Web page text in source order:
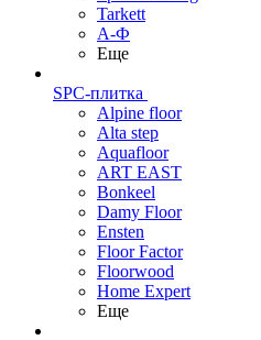
Tarkett
А-Ф
Еще
SPC-плитка
Alpine floor
Alta step
Aquafloor
ART EAST
Bonkeel
Damy Floor
Ensten
Floor Factor
Floorwood
Home Expert
Еще